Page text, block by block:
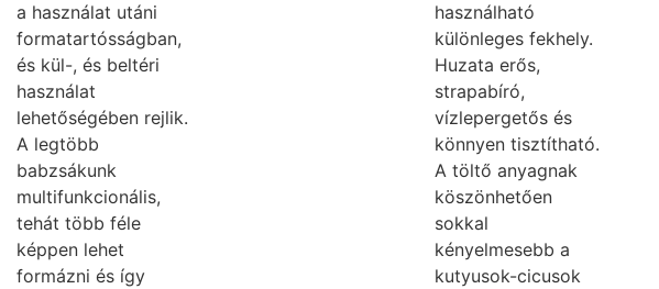
a használat utáni
formatartósságban,
és kül-, és beltéri
használat
lehetőségében rejlik.
A legtöbb
babzsákunk
multifunkcionális,
tehát több féle
képpen lehet
formázni és így
használható
különleges fekhely.
Huzata erős,
strapabíró,
vízlepergetős és
könnyen tisztítható.
A töltő anyagnak
köszönhetően
sokkal
kényelmesebb a
kutyusok-cicusok